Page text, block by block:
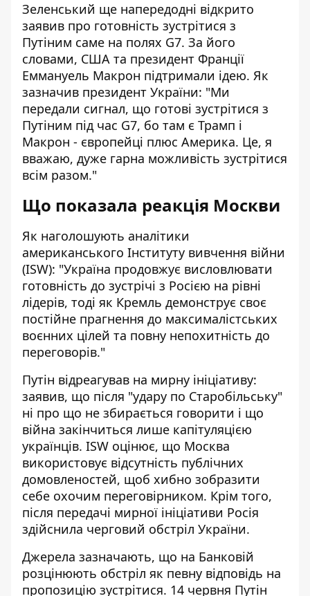
Зеленський ще напередодні відкрито
заявив про готовність зустрітися з
Путіним саме на полях G7. За його
словами, США та президент Франції
Еммануель Макрон підтримали ідею. Як
зазначив президент України: "Ми
передали сигнал, що готові зустрітися з
Путіним під час G7, бо там є Трамп і
Макрон - європейці плюс Америка. Це, я
вважаю, дуже гарна можливість зустрітися
всім разом."
Що показала реакція Москви
Як наголошують аналітики
американського Інституту вивчення війни
(ISW): "Україна продовжує висловлювати
готовність до зустрічі з Росією на рівні
лідерів, тоді як Кремль демонструє своє
постійне прагнення до максималістських
воєнних цілей та повну непохитність до
переговорів."
Путін відреагував на мирну ініціативу:
заявив, що після "удару по Старобільську"
ні про що не збирається говорити і що
війна закінчиться лише капітуляцією
українців. ISW оцінює, що Москва
використовує відсутність публічних
домовленостей, щоб хибно зобразити
себе охочим переговірником. Крім того,
після передачі мирної ініціативи Росія
здійснила черговий обстріл України.
Джерела зазначають, що на Банковій
розцінюють обстріл як певну відповідь на
пропозицію зустрітися. 14 червня Путін